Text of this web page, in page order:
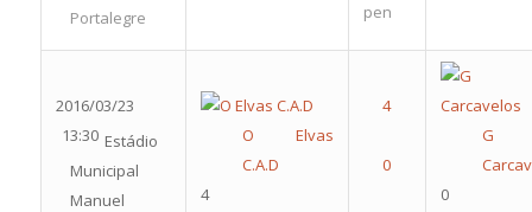
Portalegre
pen
2016/03/23
13:30 Estádio
Municipal
Manuel
O Elvas
C.A.D
4
G
0